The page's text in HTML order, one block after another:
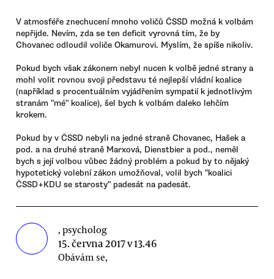
V atmosféře znechucení mnoho voličů ČSSD možná k volbám
nepřijde. Nevím, zda se ten deficit vyrovná tím, že by
Chovanec odloudil voliče Okamurovi. Myslím, že spíše nikoliv.
Pokud bych však zákonem nebyl nucen k volbě jedné strany a
mohl volit rovnou svoji představu té nejlepší vládní koalice
(například s procentuálním vyjádřením sympatií k jednotlivým
stranám "mé" koalice), šel bych k volbám daleko lehčím
krokem.
Pokud by v ČSSD nebyli na jedné straně Chovanec, Hašek a
pod. a na druhé straně Marxová, Dienstbier a pod., neměl
bych s její volbou vůbec žádný problém a pokud by to nějaký
hypotetický volební zákon umožňoval, volil bych "koalici
ČSSD+KDU se starosty" padesát na padesát.
, psycholog
15. června 2017 v 13.46
Obávám se,